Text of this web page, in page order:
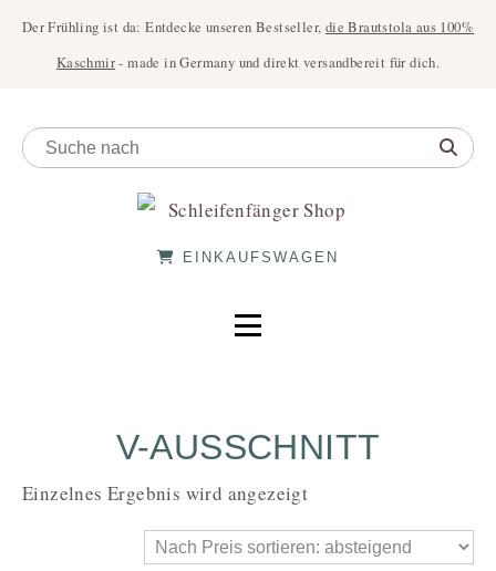
Der Frühling ist da: Entdecke unseren Bestseller, die Brautstola aus 100%
Kaschmir- made in Germany und direkt versandbereit für dich.
EINKAUFSWAGEN
V-AUSSCHNITT
Einzelnes Ergebnis wird angezeigt